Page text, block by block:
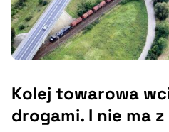
Kolej towarowa
drogami. I nie ma